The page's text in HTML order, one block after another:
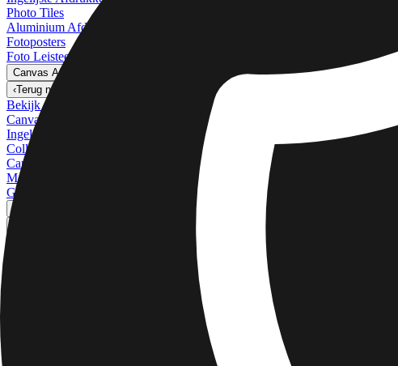
Photo Tiles
Aluminium Afdrukken
Fotoposters
Foto Leisteen
Canvas Afdrukken
‹Terug naar
Canvas Afdrukken
Bekijk alles
Canvas Afdrukken
Ingelijste Canvas Afdrukken
Collage Canvas Afdrukken
Canvas Wanddisplay
Mosaïek Canvas Afdrukken
Gevormde Canvas Afdrukken
Metalen Afdrukken
Foto's Afdrukken